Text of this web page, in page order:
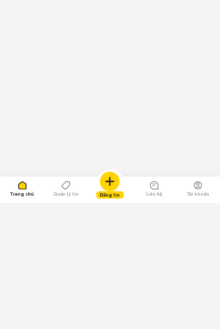
Trang chủ Quản lý tin Đăng tin Liên hệ Tài khoản